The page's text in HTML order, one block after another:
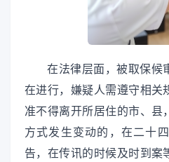
在法律层面，被取保候
在进行，嫌疑人需遵守相关
准不得离开所居住的市、县
方式发生变动的，在二十
告，在传讯的时候及时到案